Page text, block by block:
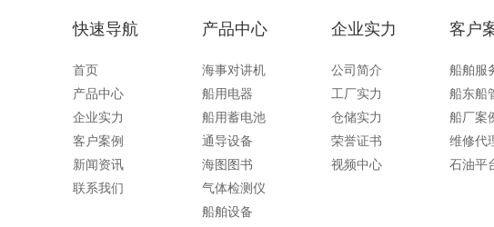
快速导航
首页
产品中心
企业实力
客户案例
新闻资讯
联系我们
产品中心
海事对讲机
船用电器
船用蓄电池
通导设备
海图图书
气体检测仪
船舶设备
企业实力
公司简介
工厂实力
仓储实力
荣誉证书
视频中心
客户
船舶服
船东船
船厂案
维修代
石油平